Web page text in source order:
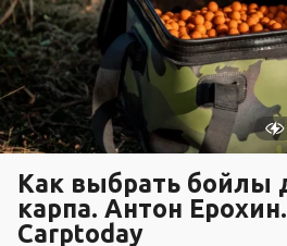
Как выбрать бойлы
карпа. Антон
Carptoday